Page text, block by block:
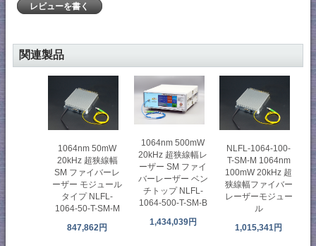
レビューを書く
関連製品
1064nm 50mW
20kHz 超狭線幅
SM ファイバーレ
ーザー モジュール
タイプ NLFL-
1064-50-T-SM-M
847,862円
1064nm 500mW
20kHz 超狭線幅レ
ーザー SM ファイ
バーレーザー ベン
チトップ NLFL-
1064-500-T-SM-B
1,434,039円
NLFL-1064-100-
T-SM-M 1064nm
100mW 20kHz 超
狭線幅ファイバー
レーザーモジュー
ル
1,015,341円